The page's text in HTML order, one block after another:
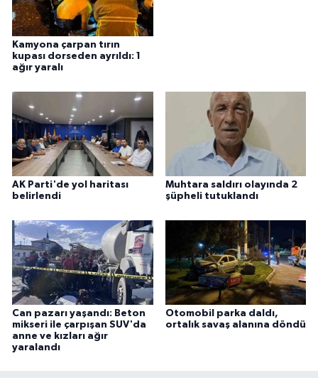
Kamyona çarpan tırın
kupası dorseden ayrıldı: 1
ağır yaralı
AK Parti'de yol haritası
belirlendi
Muhtara saldırı olayında 2
şüpheli tutuklandı
Can pazarı yaşandı: Beton
mikseri ile çarpışan SUV'da
anne ve kızları ağır
yaralandı
Otomobil parka daldı,
ortalık savaş alanına döndü